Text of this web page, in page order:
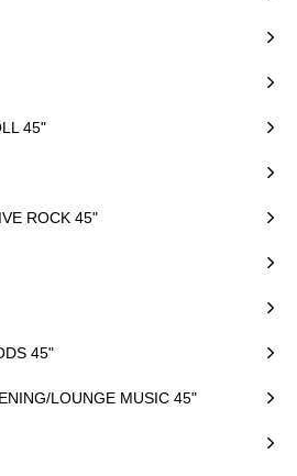
45"
ROCK 45"
45"
LOUNGE MUSIC 45"